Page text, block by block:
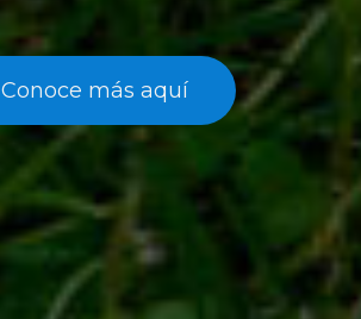
Conoce más aquí